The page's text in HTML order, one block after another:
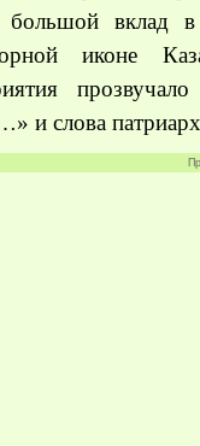
большой вклад
иконе
и слова